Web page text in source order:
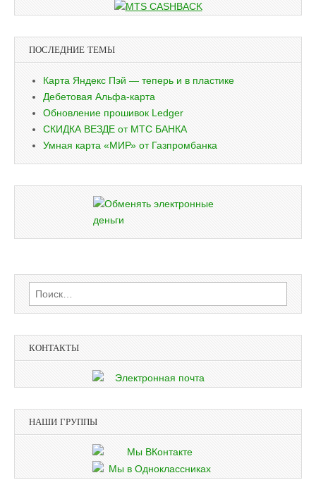
ПОСЛЕДНИЕ ТЕМЫ
Карта Яндекс Пэй — теперь и в пластике
Дебетовая Альфа-карта
Обновление прошивок Ledger
СКИДКА ВЕЗДЕ от МТС БАНКА
Умная карта «МИР» от Газпромбанка
Найти:
КОНТАКТЫ
НАШИ ГРУППЫ